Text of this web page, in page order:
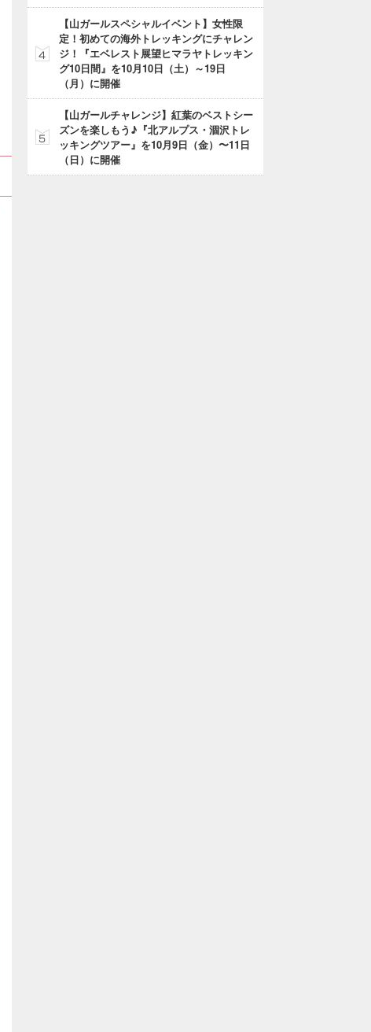
【山ガールスペシャルイベント】女性限
定！初めての海外トレッキングにチャレン
ジ！『エベレスト展望ヒマラヤトレッキン
グ10日間』を10月10日（土）～19日
（月）に開催
【山ガールチャレンジ】紅葉のベストシー
ズンを楽しもう♪『北アルプス・涸沢トレ
ッキングツアー』を10月9日（金）〜11日
（日）に開催